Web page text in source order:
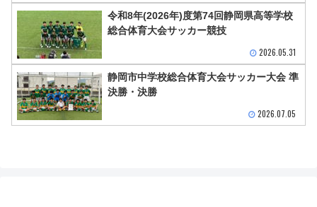
令和8年(2026年)度第74回静岡県高等学校
総合体育大会サッカー競技
2026.05.31
静岡市中学校総合体育大会サッカー大会 準
決勝・決勝
2026.07.05